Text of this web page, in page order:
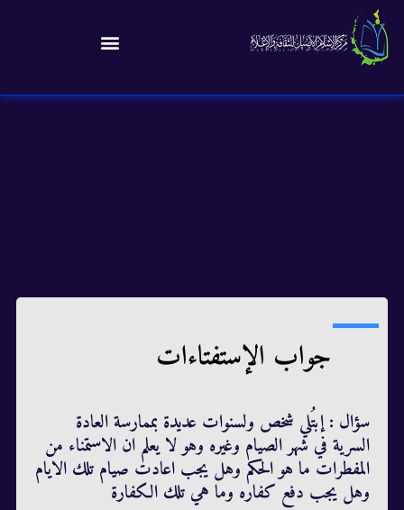
جواب الإستفتاءات
سؤال : إبتُلي شخص ولسنوات عديدة بممارسة العادة
السرية في شهر الصيام وغيره وهو لا يعلم ان الاستمناء من
المفطرات ما هو الحكم وهل يجب اعادت صيام تلك الايام
وهل يجب دفع كفاره وما هي تلك الكفارة